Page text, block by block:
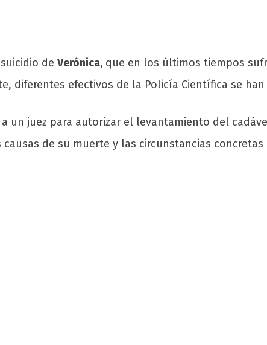
de Verónica, que en los últimos tiempos
diferentes efectivos de la Policía Científica se
un juez para autorizar el levantamiento del
de su muerte y las circunstancias concretas